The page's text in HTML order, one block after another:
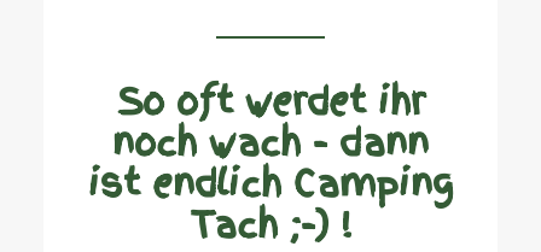
So oft werdet ihr
noch wach - dann
ist endlich Camping
Tach ;-) !